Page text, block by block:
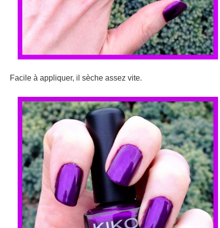
Facile à appliquer, il sèche assez vite.